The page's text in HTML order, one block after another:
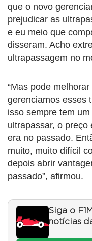
que o novo
prejudicar as
e eu meio que
disseram. Acho
ultrapassagem no
“Mas pode
gerenciamos esses
isso sempre tem
ultrapassar, o
era no passado.
muito, muito difícil
depois abrir
passado”, afirmou.
Siga o
notícias